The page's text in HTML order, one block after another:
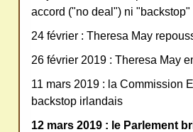
accord ("no deal") ni
24 février : Theresa May
26 février 2019 : Theresa May
11 mars 2019 : la Commission
backstop irlandais
12 mars 2019 : le Parlement